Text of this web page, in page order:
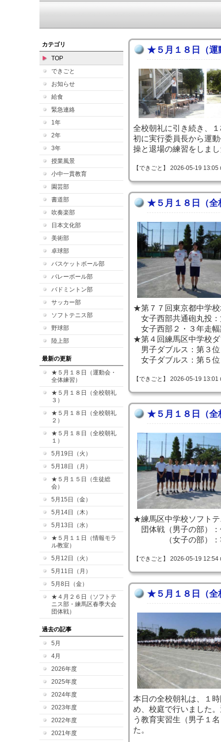
カテゴリ
TOP
できごと
お知らせ
給食
緊急連絡
1年
2年
3年
授業風景
小中一貫教育
園芸部
書道部
吹奏楽部
日本文化部
美術部
卓球部
バスケットボール部
バレーボール部
バドミントン部
サッカー部
ソフトテニス部
野球部
陸上部
最新の更新
★５月１８日（運動会・
全体練習）
★５月１８日（全校朝礼
３）
★５月１８日（全校朝礼
２）
★５月１８日（全校朝礼
１）
5月19日（火）
5月18日（月）
★５月１５日（生徒総
会）
5月15日（金）
5月14日（木）
5月13日（水）
★５月１１日（情報モラ
ル教室）
5月12日（火）
5月11日（月）
5月8日（金）
★４月２６日（ソフトテ
ニス部・練馬区春季大会
団体戦）
過去の記事
5月
4月
2026年度
2025年度
2024年度
2023年度
2022年度
2021年度
★５月１８日（運
全校朝礼に引き続き、
初に実行委員長から運
操と退場の練習をしま
【できごと】 2026-05-19
★５月１８日（全
★第７７回東京都中学
女子西部共通砲丸投：
女子西部２・３年走幅
★第４回練馬区中学校
男子ダブルス：第３
女子ダブルス：第５位
【できごと】 2026-05-19
★５月１８日（全
★練馬区中学校ソフト
団体戦（男子の部）：
（女子の部）：
【できごと】 2026-05-19
★５月１８日（全
本日の全校朝礼は、１
め、校庭で行いました
う教育実習生（男子１
た。